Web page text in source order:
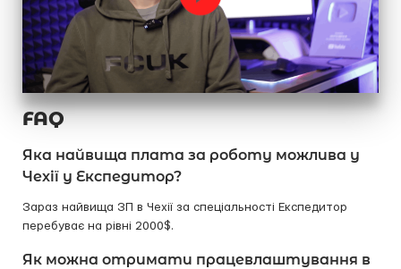
FAQ
Яка найвища плата за роботу можлива у
Чехії у Експедитор?
Зараз найвища ЗП в Чехії за спеціальності Експедитор
перебуває на рівні 2000$.
Як можна отримати працевлаштування в